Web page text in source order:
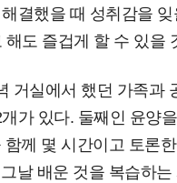
결했을 때 성취감을 잊
도 즐겁게 할 수 있을
거실에서 했던 가족과
가 있다. 둘째인 윤양
께 몇 시간이고 토론
배운 것을 복습하는